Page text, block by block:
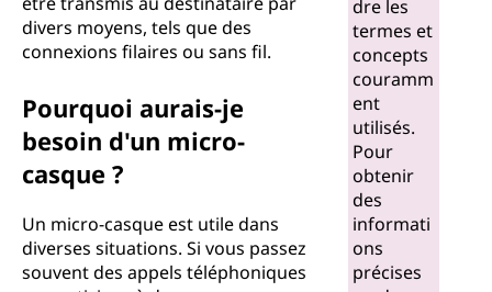
divers moyens, tels que des
connexions filaires ou sans fil.
Pourquoi aurais-je
besoin d'un micro-
casque ?
Un micro-casque est utile dans
diverses situations. Si vous passez
souvent des appels téléphoniques
dre les
termes et
concepts
couramm
ent
utilisés.
Pour
obtenir
des
informati
ons
précises